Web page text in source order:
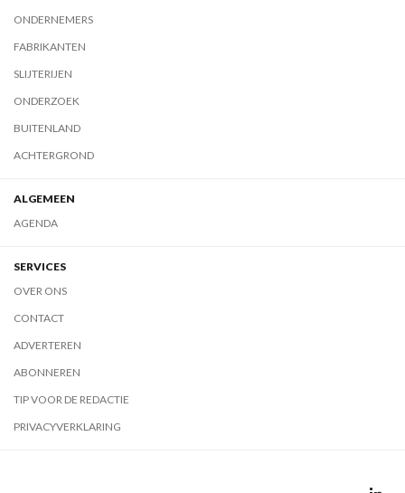
ONDERNEMERS
FABRIKANTEN
SLIJTERIJEN
ONDERZOEK
BUITENLAND
ACHTERGROND
ALGEMEEN
AGENDA
SERVICES
OVER ONS
CONTACT
ADVERTEREN
ABONNEREN
TIP VOOR DE REDACTIE
PRIVACYVERKLARING